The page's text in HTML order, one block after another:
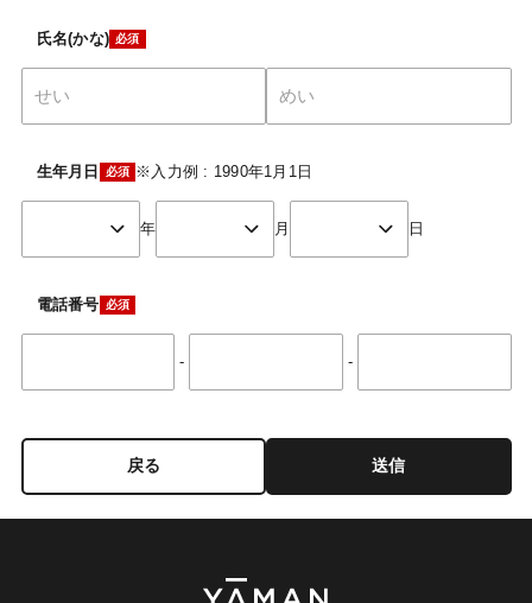
氏名(かな)
生年月日 ※入力例 : 1990年1月1日
年 月 日
電話番号
- -
戻る 送信